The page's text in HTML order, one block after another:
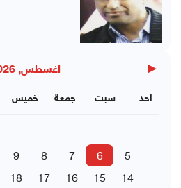
◀ اغسطس, 2026
خميس جمعة سبت احد
5
6
7
8
9
14
15
16
17
18